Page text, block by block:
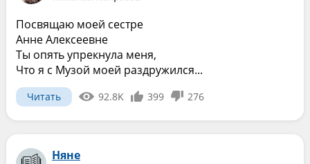
Посвящаю моей сестре
Анне Алексеевне
Ты опять упрекнула меня,
Что я с Музой моей раздружился...
Читать 92.8K 399 276
Няне